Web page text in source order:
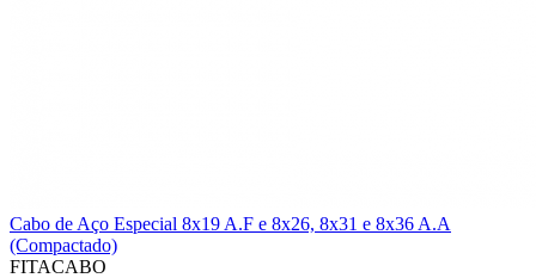
Cabo de Aço Especial 8x19 A.F e 8x26, 8x31 e 8x36 A.A
(Compactado)
FITACABO